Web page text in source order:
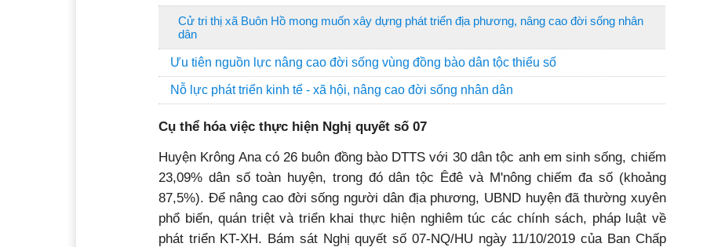
Cử tri thị xã Buôn Hồ mong muốn xây dựng phát triển địa phương, nâng cao đời sống nhân
dân
Ưu tiên nguồn lực nâng cao đời sống vùng đồng bào dân tộc thiểu số
Nỗ lực phát triển kinh tế - xã hội, nâng cao đời sống nhân dân
Cụ thể hóa việc thực hiện Nghị quyết số 07
Huyện Krông Ana có 26 buôn đồng bào DTTS với 30 dân tộc anh em sinh sống, chiếm
23,09% dân số toàn huyện, trong đó dân tộc Êđê và M'nông chiếm đa số (khoảng
87,5%). Để nâng cao đời sống người dân địa phương, UBND huyện đã thường xuyên
phổ biến, quán triệt và triển khai thực hiện nghiêm túc các chính sách, pháp luật về
phát triển KT-XH. Bám sát Nghị quyết số 07-NQ/HU ngày 11/10/2019 của Ban Chấp